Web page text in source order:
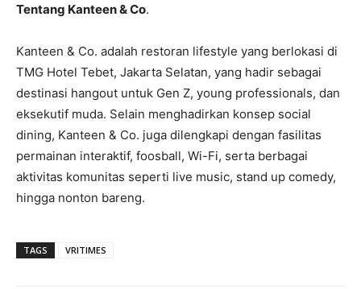
Tentang Kanteen & Co.
Kanteen & Co. adalah restoran lifestyle yang berlokasi di
TMG Hotel Tebet, Jakarta Selatan, yang hadir sebagai
destinasi hangout untuk Gen Z, young professionals, dan
eksekutif muda. Selain menghadirkan konsep social
dining, Kanteen & Co. juga dilengkapi dengan fasilitas
permainan interaktif, foosball, Wi-Fi, serta berbagai
aktivitas komunitas seperti live music, stand up comedy,
hingga nonton bareng.
TAGS VRITIMES